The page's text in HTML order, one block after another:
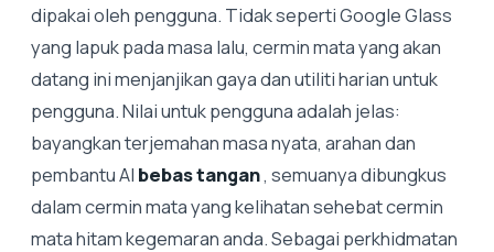
dipakai oleh pengguna. Tidak seperti Google Glass
yang lapuk pada masa lalu, cermin mata yang akan
datang ini menjanjikan gaya dan utiliti harian untuk
pengguna. Nilai untuk pengguna adalah jelas:
bayangkan terjemahan masa nyata, arahan dan
pembantu AI bebas tangan, semuanya dibungkus
dalam cermin mata yang kelihatan sehebat cermin
mata hitam kegemaran anda. Sebagai perkhidmatan